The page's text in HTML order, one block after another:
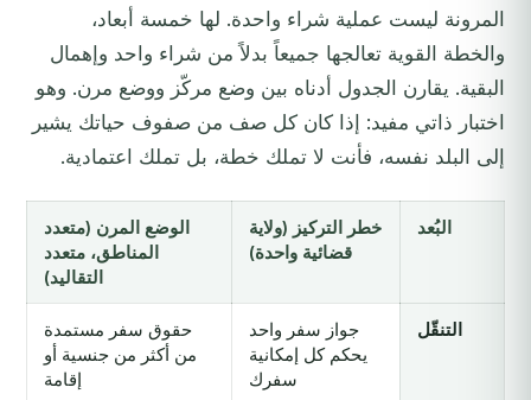
المرونة ليست عملية شراء واحدة. لها خمسة أبعاد،
والخطة القوية تعالجها جميعاً بدلاً من شراء واحد وإهمال
البقية. يقارن الجدول أدناه بين وضع مركّز ووضع مرن. وهو
اختبار ذاتي مفيد: إذا كان كل صف من صفوف حياتك يشير
إلى البلد نفسه، فأنت لا تملك خطة، بل تملك اعتمادية.
البُعد
خطر التركيز (ولاية
قضائية واحدة)
الوضع المرن (متعدد
المناطق، متعدد
التقاليد)
التنقّل
جواز سفر واحد
يحكم كل إمكانية
سفرك
حقوق سفر مستمدة
من أكثر من جنسية أو
إقامة